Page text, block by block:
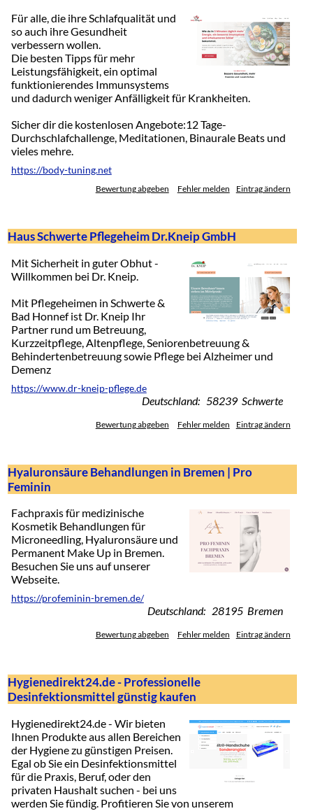
Für alle, die ihre Schlafqualität und
so auch ihre Gesundheit
verbessern wollen.
Die besten Tipps für mehr
Leistungsfähigkeit, ein optimal
funktionierendes Immunsystems
und dadurch weniger Anfälligkeit für Krankheiten.
Sicher dir die kostenlosen Angebote:12 Tage-
Durchschlafchallenge, Meditationen, Binaurale Beats und
vieles mehre.
https://body-tuning.net
Bewertung abgeben Fehler melden Eintrag ändern
Haus Schwerte Pflegeheim Dr.Kneip GmbH
Mit Sicherheit in guter Obhut -
Willkommen bei Dr. Kneip.
Mit Pflegeheimen in Schwerte &
Bad Honnef ist Dr. Kneip Ihr
Partner rund um Betreuung,
Kurzzeitpflege, Altenpflege, Seniorenbetreuung &
Behindertenbetreuung sowie Pflege bei Alzheimer und
Demenz
https://www.dr-kneip-pflege.de
Deutschland: 58239 Schwerte
Bewertung abgeben Fehler melden Eintrag ändern
Hyaluronsäure Behandlungen in Bremen | Pro
Feminin
Fachpraxis für medizinische
Kosmetik Behandlungen für
Microneedling, Hyaluronsäure und
Permanent Make Up in Bremen.
Besuchen Sie uns auf unserer
Webseite.
https://profeminin-bremen.de/
Deutschland: 28195 Bremen
Bewertung abgeben Fehler melden Eintrag ändern
Hygienedirekt24.de - Professionelle
Desinfektionsmittel günstig kaufen
Hygienedirekt24.de - Wir bieten
Ihnen Produkte aus allen Bereichen
der Hygiene zu günstigen Preisen.
Egal ob Sie ein Desinfektionsmittel
für die Praxis, Beruf, oder den
privaten Haushalt suchen - bei uns
werden Sie fündig. Profitieren Sie von unserem